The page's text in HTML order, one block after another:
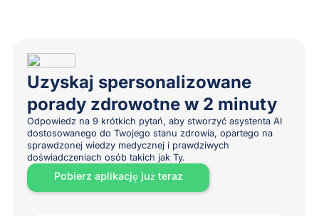
Uzyskaj spersonalizowane
porady zdrowotne w 2 minuty
Odpowiedz na 9 krótkich pytań, aby stworzyć asystenta AI
dostosowanego do Twojego stanu zdrowia, opartego na
sprawdzonej wiedzy medycznej i prawdziwych
doświadczeniach osób takich jak Ty.
Pobierz aplikację już teraz